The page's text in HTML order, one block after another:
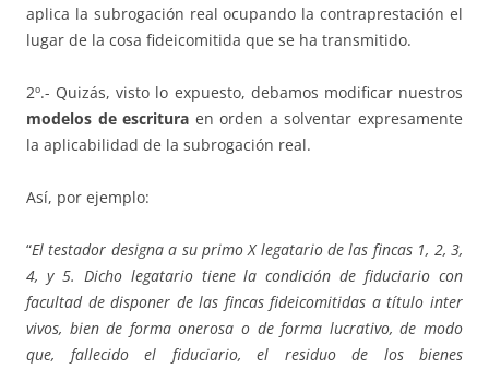
aplica la subrogación real ocupando la contraprestación el
lugar de la cosa fideicomitida que se ha transmitido.
2º.- Quizás, visto lo expuesto, debamos modificar nuestros
modelos de escritura en orden a solventar expresamente
la aplicabilidad de la subrogación real.
Así, por ejemplo:
“El testador designa a su primo X legatario de las fincas 1, 2, 3,
4, y 5. Dicho legatario tiene la condición de fiduciario con
facultad de disponer de las fincas fideicomitidas a título inter
vivos, bien de forma onerosa o de forma lucrativo, de modo
que, fallecido el fiduciario, el residuo de los bienes